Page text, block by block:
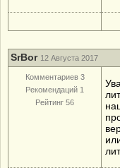
SrBor 12 Августа 2017
Комментариев 3
Рекомендаций 1
Рейтинг 56